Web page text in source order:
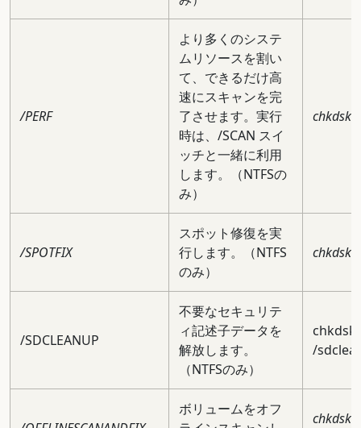
/PERF
より多くのシステ
ムリソースを割い
て、できるだけ高
速にスキャンを完
了させます。実行
時は、/SCAN スイ
ッチと一緒に利用
します。（NTFSの
み）
chkdsk
/SPOTFIX
スポット修復を実
行します。（NTFS
のみ）
chkdsk
/SDCLEANUP
不要なセキュリテ
ィ記述子データを
解放します。
（NTFSのみ）
chkdsk
/
ボリュームをオフ
chkdsk